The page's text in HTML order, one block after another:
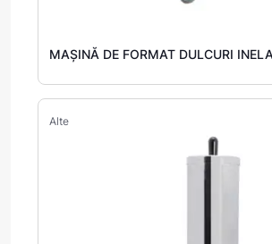
MAȘINĂ DE FORMAT DULCURI
Alte